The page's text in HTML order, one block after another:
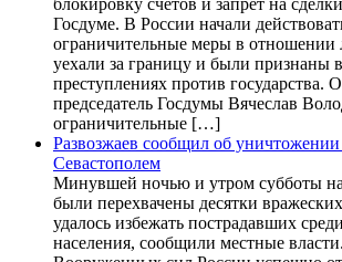
блокировку счетов и запрет на
Госдуме. В России начали
ограничительные меры в отношении
уехали за границу и были признаны
преступлениях против государства.
председатель Госдумы Вячеслав
ограничительные […]
Развозжаев сообщил об
Севастополем
Минувшей ночью и утром субботы
были перехвачены десятки
удалось избежать пострадавших
населения, сообщили местные